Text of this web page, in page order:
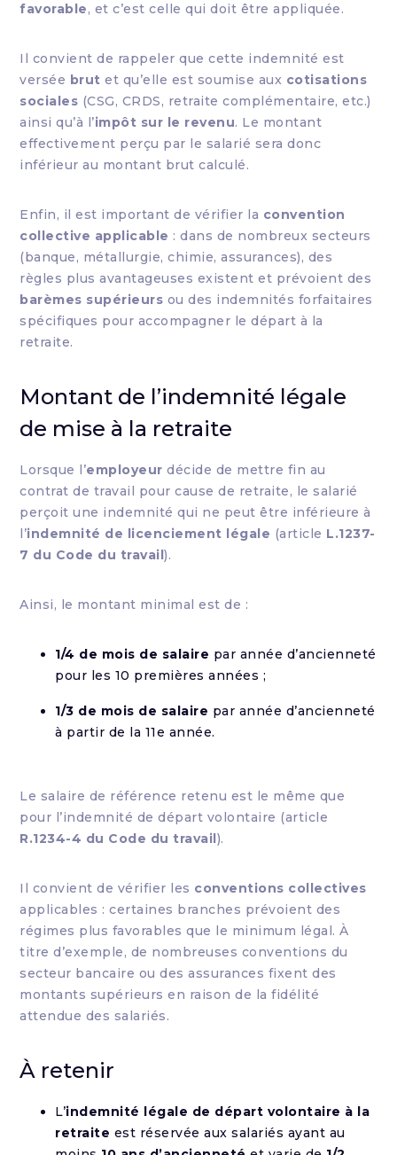
favorable, et c’est celle qui doit être appliquée.
Il convient de rappeler que cette indemnité est
versée brut et qu’elle est soumise aux cotisations
sociales (CSG, CRDS, retraite complémentaire, etc.)
ainsi qu’à l’impôt sur le revenu. Le montant
effectivement perçu par le salarié sera donc
inférieur au montant brut calculé.
Enfin, il est important de vérifier la convention
collective applicable : dans de nombreux secteurs
(banque, métallurgie, chimie, assurances), des
règles plus avantageuses existent et prévoient des
barèmes supérieurs ou des indemnités forfaitaires
spécifiques pour accompagner le départ à la
retraite.
Montant de l’indemnité légale
de mise à la retraite
Lorsque l’employeur décide de mettre fin au
contrat de travail pour cause de retraite, le salarié
perçoit une indemnité qui ne peut être inférieure à
l’indemnité de licenciement légale (article L.1237-
7 du Code du travail).
Ainsi, le montant minimal est de :
1/4 de mois de salaire par année d’ancienneté
pour les 10 premières années ;
1/3 de mois de salaire par année d’ancienneté
à partir de la 11e année.
Le salaire de référence retenu est le même que
pour l’indemnité de départ volontaire (article
R.1234-4 du Code du travail).
Il convient de vérifier les conventions collectives
applicables : certaines branches prévoient des
régimes plus favorables que le minimum légal. À
titre d’exemple, de nombreuses conventions du
secteur bancaire ou des assurances fixent des
montants supérieurs en raison de la fidélité
attendue des salariés.
À retenir
L’indemnité légale de départ volontaire à la
retraite est réservée aux salariés ayant au